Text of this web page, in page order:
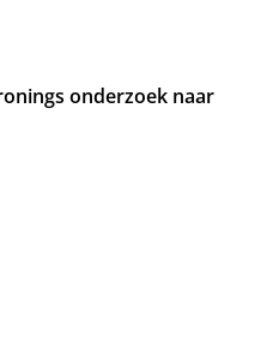
onderzoek naar